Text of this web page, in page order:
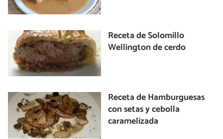
Receta de Solomillo
Wellington de cerdo
Receta de Hamburguesas
con setas y cebolla
caramelizada